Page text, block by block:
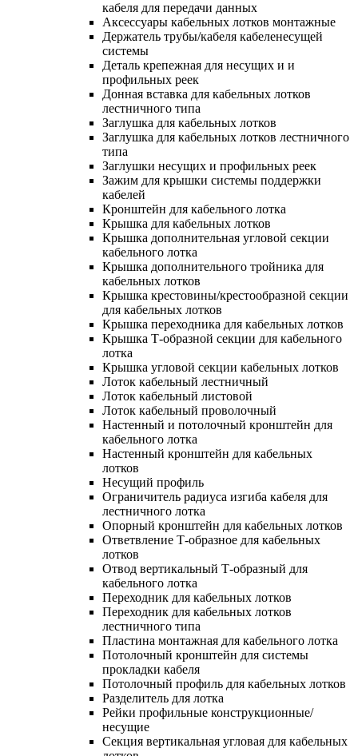
кабеля для передачи данных
Аксессуары кабельных лотков монтажные
Держатель трубы/кабеля кабеленесущей
системы
Деталь крепежная для несущих и и
профильных реек
Донная вставка для кабельных лотков
лестничного типа
Заглушка для кабельных лотков
Заглушка для кабельных лотков лестничного
типа
Заглушки несущих и профильных реек
Зажим для крышки системы поддержки
кабелей
Кронштейн для кабельного лотка
Крышка для кабельных лотков
Крышка дополнительная угловой секции
кабельного лотка
Крышка дополнительного тройника для
кабельных лотков
Крышка крестовины/крестообразной секции
для кабельных лотков
Крышка переходника для кабельных лотков
Крышка Т-образной секции для кабельного
лотка
Крышка угловой секции кабельных лотков
Лоток кабельный лестничный
Лоток кабельный листовой
Лоток кабельный проволочный
Настенный и потолочный кронштейн для
кабельного лотка
Настенный кронштейн для кабельных
лотков
Несущий профиль
Ограничитель радиуса изгиба кабеля для
лестничного лотка
Опорный кронштейн для кабельных лотков
Ответвление Т-образное для кабельных
лотков
Отвод вертикальный Т-образный для
кабельного лотка
Переходник для кабельных лотков
Переходник для кабельных лотков
лестничного типа
Пластина монтажная для кабельного лотка
Потолочный кронштейн для системы
прокладки кабеля
Потолочный профиль для кабельных лотков
Разделитель для лотка
Рейки профильные конструкционные/
несущие
Секция вертикальная угловая для кабельных